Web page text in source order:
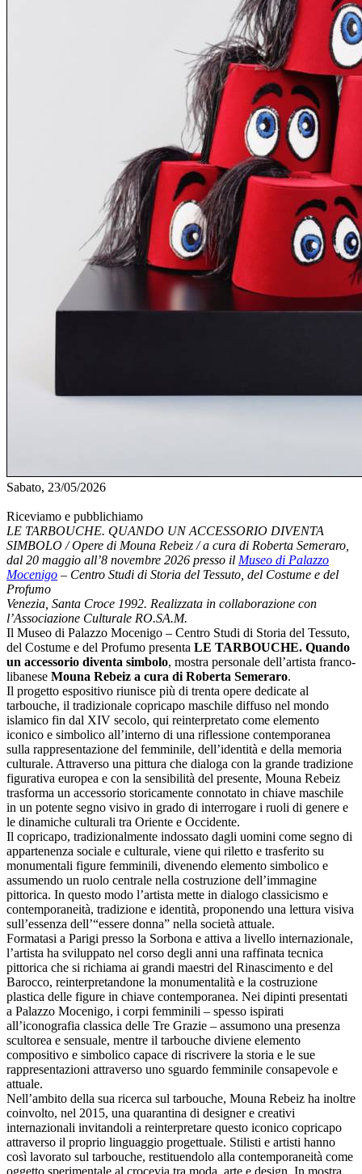
Sabato, 23/05/2026
Riceviamo e pubblichiamo
LE TARBOUCHE. QUANDO UN ACCESSORIO DIVENTA
SIMBOLO / Opere di Mouna Rebeiz / a cura di Roberta Semeraro,
dal 20 maggio all’8 novembre 2026 presso il Museo di Palazzo
Mocenigo – Centro Studi di Storia del Tessuto, del Costume e del
Profumo
Venezia, Santa Croce 1992. Realizzata in collaborazione con
l’Associazione Culturale RO.SA.M.
Il Museo di Palazzo Mocenigo – Centro Studi di Storia del Tessuto,
del Costume e del Profumo presenta LE TARBOUCHE. Quando
un accessorio diventa simbolo, mostra personale dell’artista franco-
libanese Mouna Rebeiz a cura di Roberta Semeraro.
Il progetto espositivo riunisce più di trenta opere dedicate al
tarbouche, il tradizionale copricapo maschile diffuso nel mondo
islamico fin dal XIV secolo, qui reinterpretato come elemento
iconico e simbolico all’interno di una riflessione contemporanea
sulla rappresentazione del femminile, dell’identità e della memoria
culturale. Attraverso una pittura che dialoga con la grande tradizione
figurativa europea e con la sensibilità del presente, Mouna Rebeiz
trasforma un accessorio storicamente connotato in chiave maschile
in un potente segno visivo in grado di interrogare i ruoli di genere e
le dinamiche culturali tra Oriente e Occidente.
Il copricapo, tradizionalmente indossato dagli uomini come segno di
appartenenza sociale e culturale, viene qui riletto e trasferito su
monumentali figure femminili, divenendo elemento simbolico e
assumendo un ruolo centrale nella costruzione dell’immagine
pittorica. In questo modo l’artista mette in dialogo classicismo e
contemporaneità, tradizione e identità, proponendo una lettura visiva
sull’essenza dell’“essere donna” nella società attuale.
Formatasi a Parigi presso la Sorbona e attiva a livello internazionale,
l’artista ha sviluppato nel corso degli anni una raffinata tecnica
pittorica che si richiama ai grandi maestri del Rinascimento e del
Barocco, reinterpretandone la monumentalità e la costruzione
plastica delle figure in chiave contemporanea. Nei dipinti presentati
a Palazzo Mocenigo, i corpi femminili – spesso ispirati
all’iconografia classica delle Tre Grazie – assumono una presenza
scultorea e sensuale, mentre il tarbouche diviene elemento
compositivo e simbolico capace di riscrivere la storia e le sue
rappresentazioni attraverso uno sguardo femminile consapevole e
attuale.
Nell’ambito della sua ricerca sul tarbouche, Mouna Rebeiz ha inoltre
coinvolto, nel 2015, una quarantina di designer e creativi
internazionali invitandoli a reinterpretare questo iconico copricapo
attraverso il proprio linguaggio progettuale. Stilisti e artisti hanno
così lavorato sul tarbouche, restituendolo alla contemporaneità come